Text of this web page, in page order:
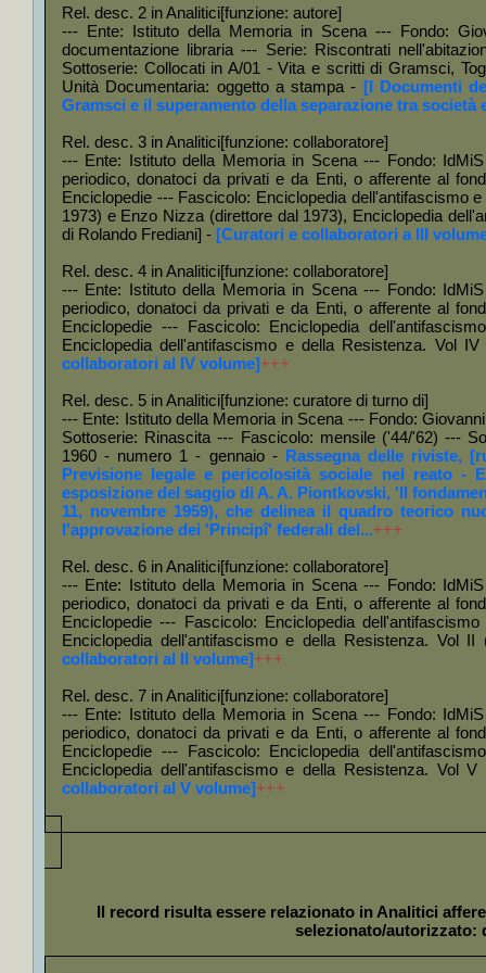
+
+
+
+
+
+
+
+
+
+
+
+
+
libraria
Serie
Rel. desc. 2 in Analitici[funzione: autore]
--- Ente: Istituto della Memoria in Scena --- Fondo:
documentazione libraria --- Serie: Riscontrati
Sottoserie: Collocati in A/01 - Vita e scritti di Gramsci,
Unità Documentaria: oggetto a stampa - [I Documenti
Gramsci e il superamento della separazione tra società
Rel. desc. 3 in Analitici[funzione: collaboratore]
--- Ente: Istituto della Memoria in Scena --- Fondo:
periodico, donatoci da privati e da Enti, o afferente al
Enciclopedie --- Fascicolo: Enciclopedia dell'antifascismo
1973) e Enzo Nizza (direttore dal 1973), Enciclopedia
di Rolando Frediani] - [Curatori e collaboratori a III
Rel. desc. 4 in Analitici[funzione: collaboratore]
--- Ente: Istituto della Memoria in Scena --- Fondo:
periodico, donatoci da privati e da Enti, o afferente al
Enciclopedie --- Fascicolo: Enciclopedia
Enciclopedia dell'antifascismo e della Resistenza. Vol
collaboratori al IV volume]+++
Rel. desc. 5 in Analitici[funzione: curatore di turno di]
--- Ente: Istituto della Memoria in Scena --- Fondo:
Sottoserie: Rinascita --- Fascicolo: mensile ('44/'62) ---
1960 - numero 1 - gennaio - Rassegna delle riviste,
Previsione legale e pericolosità sociale nel reato -
esposizione del saggio di A. A. Piontkovski, 'Il
11, novembre 1959), che delinea il quadro teorico
l'approvazione dei 'Principî' federali del...+++
Rel. desc. 6 in Analitici[funzione: collaboratore]
--- Ente: Istituto della Memoria in Scena --- Fondo:
periodico, donatoci da privati e da Enti, o afferente al
Enciclopedie --- Fascicolo: Enciclopedia
Enciclopedia dell'antifascismo e della Resistenza. Vol
collaboratori al II volume]+++
Rel. desc. 7 in Analitici[funzione: collaboratore]
--- Ente: Istituto della Memoria in Scena --- Fondo:
periodico, donatoci da privati e da Enti, o afferente al
Enciclopedie --- Fascicolo: Enciclopedia
Enciclopedia dell'antifascismo e della Resistenza. Vol
collaboratori al V volume]+++
Il record risulta essere relazionato in Analitici
selezionato/autorizzato: